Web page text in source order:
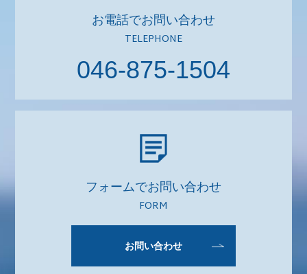
お電話でお問い合わせ
TELEPHONE
046-875-1504
フォームでお問い合わせ
FORM
お問い合わせ